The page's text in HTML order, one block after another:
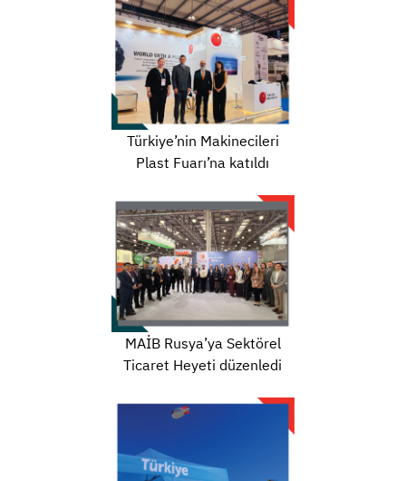
Türkiye’nin Makinecileri
Plast Fuarı’na katıldı
MAİB Rusya’ya Sektörel
Ticaret Heyeti düzenledi